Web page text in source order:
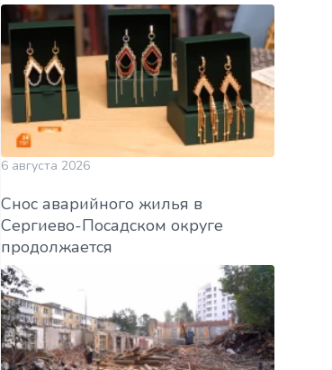
6 августа 2026
Снос аварийного жилья в
Сергиево-Посадском округе
продолжается